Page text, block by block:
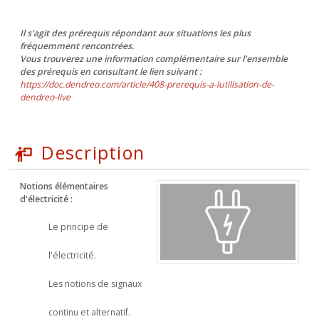
Il s'agit des prérequis répondant aux situations les plus
fréquemment rencontrées.
Vous trouverez une information complémentaire sur l'ensemble
des prérequis en consultant le lien suivant :
https://doc.dendreo.com/article/408-prerequis-a-lutilisation-de-
dendreo-live
Description
Notions élémentaires
d'électricité :
Le principe de
l'électricité.
Les notions de signaux
continu et alternatif.